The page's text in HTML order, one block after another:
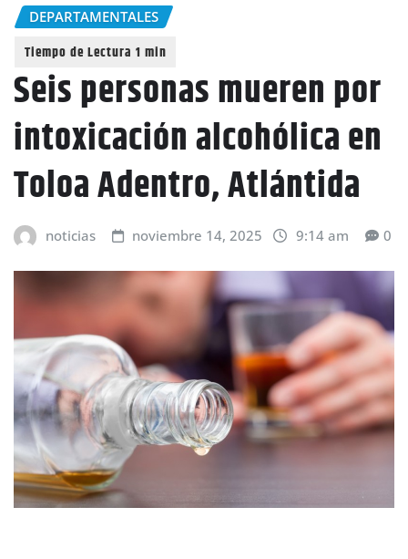
DEPARTAMENTALES
Seis personas mueren por
intoxicación alcohólica en
Toloa Adentro, Atlántida
noticias noviembre 14, 2025 9:14 am 0